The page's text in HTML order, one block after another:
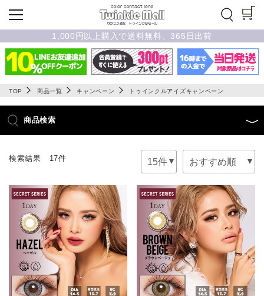
1,000円以上購入で送料無料、365日出荷
TOP 商品一覧 キャンペーン トゥインクルアイズキャンペーン
商品検索
検索結果 17件